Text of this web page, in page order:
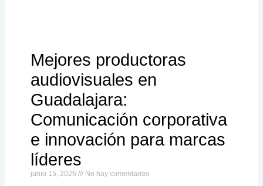
Mejores productoras
audiovisuales en
Guadalajara:
Comunicación corporativa
e innovación para marcas
líderes
junio 15, 2026 No hay comentarios